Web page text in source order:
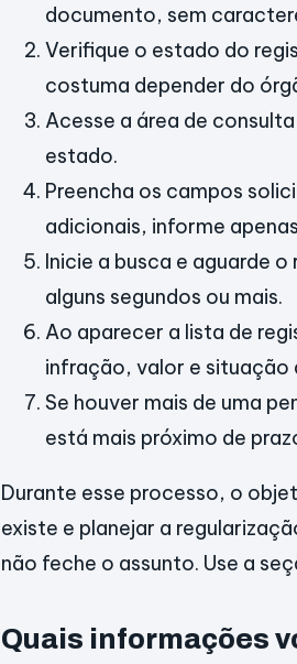
documento, sem
Verifique o estado do
costuma depender do
Acesse a área de
estado.
Preencha os campos
adicionais, informe
Inicie a busca e aguarde
alguns segundos ou mais.
Ao aparecer a lista de
infração, valor e situação
Se houver mais de uma
está mais próximo de
Durante esse processo, o
existe e planejar a
não feche o assunto. Use a
Quais informações